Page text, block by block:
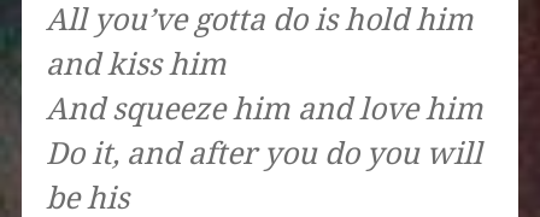
All you’ve gotta do is hold him
and kiss him
And squeeze him and love him
Do it, and after you do you will
be his